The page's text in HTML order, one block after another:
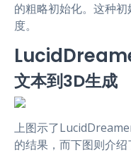
的粗略初始化。这种
度。
文本到3D生成
上图示了
的结果，而下图则介